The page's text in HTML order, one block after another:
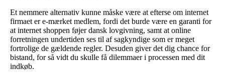
Et nemmere alternativ kunne måske være at efterse om internet
firmaet er e-mærket medlem, fordi det burde være en garanti for
at internet shoppen føjer dansk lovgivning, samt at online
forretningen undertiden ses til af sagkyndige som er meget
fortrolige de gældende regler. Desuden giver det dig chance for
bistand, for så vidt du skulle få dilemmaer i processen med dit
indkøb.